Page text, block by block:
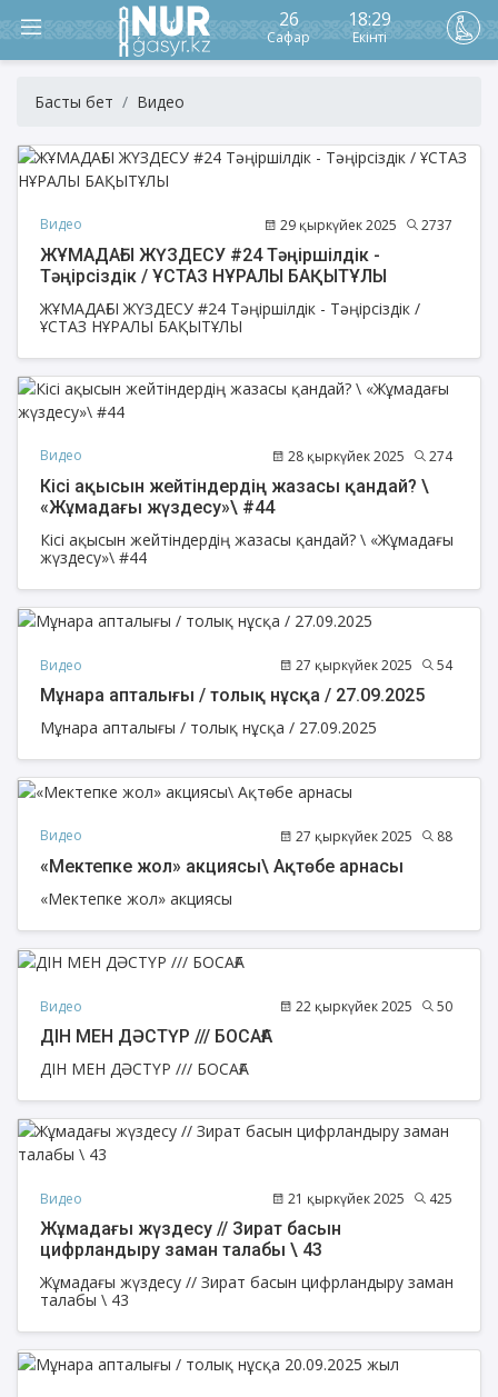
26
Сафар
18:29
Екінті
Басты бет Видео
Видео 29 қыркүйек 2025 2737
ЖҰМАДАҒЫ ЖҮЗДЕСУ #24 Тәңіршілдік -
Тәңірсіздік / ҰСТАЗ НҰРАЛЫ БАҚЫТҰЛЫ
ЖҰМАДАҒЫ ЖҮЗДЕСУ #24 Тәңіршілдік - Тәңірсіздік /
ҰСТАЗ НҰРАЛЫ БАҚЫТҰЛЫ
Видео 28 қыркүйек 2025 274
Кісі ақысын жейтіндердің жазасы қандай? \
«Жұмадағы жүздесу»\ #44
Кісі ақысын жейтіндердің жазасы қандай? \ «Жұмадағы
жүздесу»\ #44
Видео 27 қыркүйек 2025 54
Мұнара апталығы / толық нұсқа / 27.09.2025
Мұнара апталығы / толық нұсқа / 27.09.2025
Видео 27 қыркүйек 2025 88
«Мектепке жол» акциясы\ Ақтөбе арнасы
«Мектепке жол» акциясы
Видео 22 қыркүйек 2025 50
ДІН МЕН ДӘСТҮР /// БОСАҒА
ДІН МЕН ДӘСТҮР /// БОСАҒА
Видео 21 қыркүйек 2025 425
Жұмадағы жүздесу // Зират басын
цифрландыру заман талабы \ 43
Жұмадағы жүздесу // Зират басын цифрландыру заман
талабы \ 43